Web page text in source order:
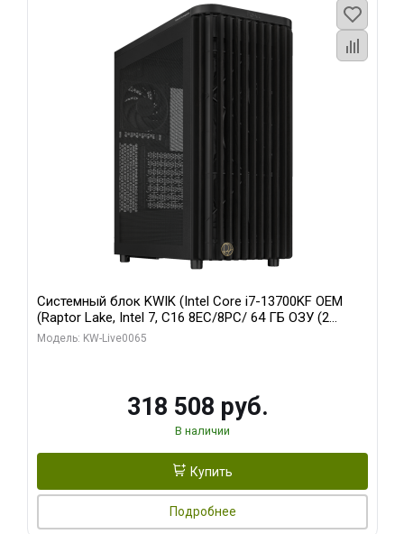
Системный блок KWIK (Intel Core i7-13700KF OEM
(Raptor Lake, Intel 7, C16 8EC/8PC/ 64 ГБ ОЗУ (2
модуля)/ ASUS RTX5080 PROART OC 16GB GDDR7
Модель: KW-Live0065
318 508 руб.
В наличии
Купить
Подробнее